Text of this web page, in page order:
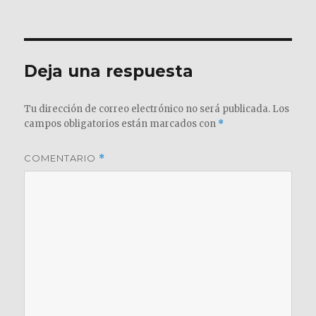
Deja una respuesta
Tu dirección de correo electrónico no será publicada. Los
campos obligatorios están marcados con *
COMENTARIO *